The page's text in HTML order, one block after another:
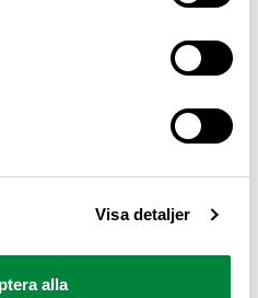
Visa detaljer
alla
konsumentorganisation